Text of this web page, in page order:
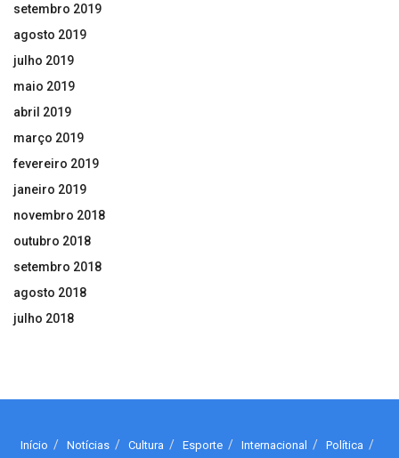
setembro 2019
agosto 2019
julho 2019
maio 2019
abril 2019
março 2019
fevereiro 2019
janeiro 2019
novembro 2018
outubro 2018
setembro 2018
agosto 2018
julho 2018
Início Notícias Cultura Esporte Internacional
Política